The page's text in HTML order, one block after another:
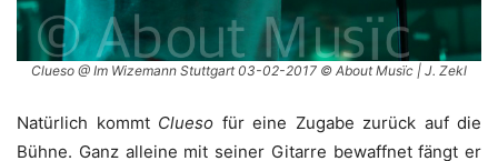
Clueso @ Im Wizemann Stuttgart 03-02-2017 © About Musïc | J. Zekl
Natürlich kommt Clueso für eine Zugabe zurück auf die
Bühne. Ganz alleine mit seiner Gitarre bewaffnet fängt er